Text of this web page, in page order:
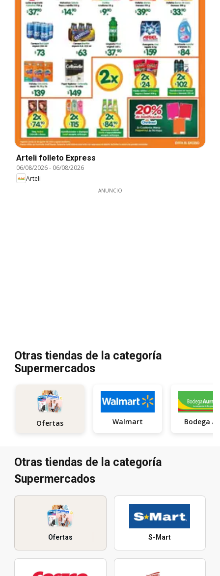
Arteli folleto Express
06/08/2026- 06/08/2026
Arteli
ANUNCIO
Otras tiendas de la categoría
Supermercados
Ofertas Walmart
Otras tiendas de la categoría
Supermercados
Ofertas S-Mart